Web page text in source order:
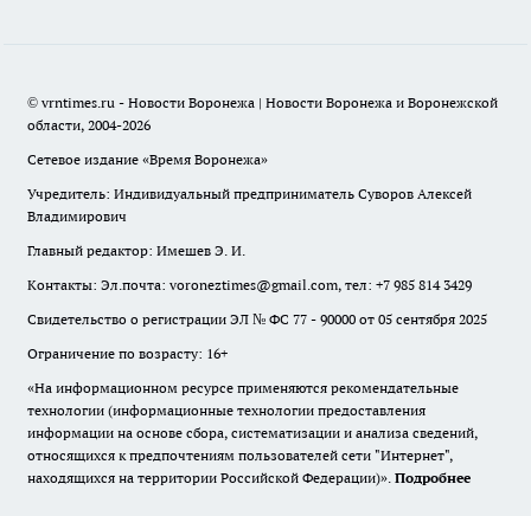
© vrntimes.ru - Новости Воронежа | Новости Воронежа и Воронежской
области, 2004-2026
Сетевое издание «Время Воронежа»
Учредитель: Индивидуальный предприниматель Суворов Алексей
Владимирович
Главный редактор: Имешев Э. И.
Контакты: Эл.почта: voroneztimes@gmail.com, тел: +7 985 814 3429
Свидетельство о регистрации ЭЛ № ФС 77 - 90000 от 05 сентября 2025
Ограничение по возрасту: 16+
«На информационном ресурсе применяются рекомендательные
технологии (информационные технологии предоставления
информации на основе сбора, систематизации и анализа сведений,
относящихся к предпочтениям пользователей сети "Интернет",
находящихся на территории Российской Федерации)». Подробнее